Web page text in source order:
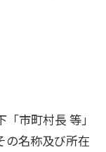
市町村長 等」
の名称及び所在